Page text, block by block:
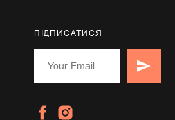
ПІДПИСАТИСЯ